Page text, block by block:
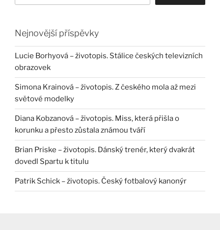
Nejnovější příspěvky
Lucie Borhyová – životopis. Stálice českých televizních
obrazovek
Simona Krainová – životopis. Z českého mola až mezi
světové modelky
Diana Kobzanová – životopis. Miss, která přišla o
korunku a přesto zůstala známou tváří
Brian Priske – životopis. Dánský trenér, který dvakrát
dovedl Spartu k titulu
Patrik Schick – životopis. Český fotbalový kanonýr